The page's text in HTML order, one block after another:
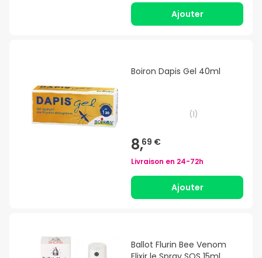
Ajouter
Boiron Dapis Gel 40ml
(1)
8,69 €
Livraison en 24-72h
Ajouter
Ballot Flurin Bee Venom